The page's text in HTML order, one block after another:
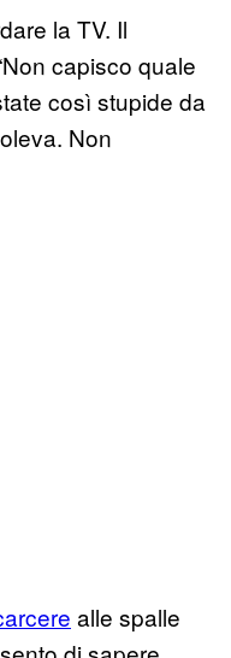
la TV. Il
capisco quale
così stupide da
Non
alle spalle